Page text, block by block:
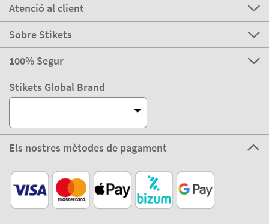
Atenció al client
Sobre Stikets
100% Segur
Stikets Global Brand
Els nostres mètodes de pagament